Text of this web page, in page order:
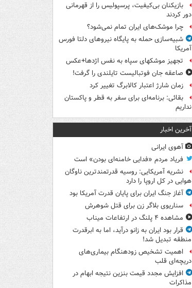
بازیکنان بی‌کیفیت، پرسپولیس را از قهرمانی
دور کردند
چرا موشک‌های ایران تمام نمی‌شود؟
شبیه‌سازی حمله به پایگاه نیروهای دلتا فورس
آمریکا
تجهیز موشکهای سپاه به نفس اژدها+عکس
صاعقه جان فوتبالیست تایلندی را گرفت!
زمان شارژ اعتبار کالابرگ تغییر کرد
بقائی: برنامه‌ای برای سفر به قطر و پاکستان
نداریم
آخرین اخبار
آهوی ایرانی
فریاد مردم «فدایی خامنه‌ای بودن» است
نشریه آمریکایی: روسیه قدرتمندترین ناوگان
هوایی در کل اروپا را دارد
آغاز جنگ ایران برای پایان قدرت آمریکا بود
سناریوی بلاگر زن برای قتل شوهرش
مشاهده ۴ پلنگ در ارتفاعات میناب
قرار بود ایران به زانو درآید، اما به ابرقدرت
منطقه تبدیل شد!
اهمیت تشخیص زودهنگام بیماری‌های
دریچه‌ای قلب
افزایش مجدد قیمت بنزین نتیجه ابهام در
مذاکرات